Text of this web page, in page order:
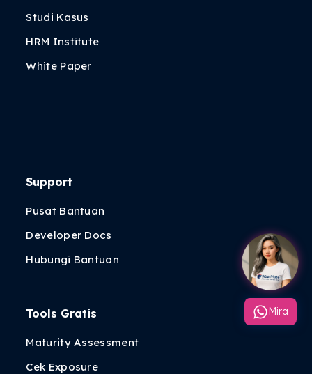
Studi Kasus
HRM Institute
White Paper
Support
Pusat Bantuan
Developer Docs
Hubungi Bantuan
Tools Gratis
Maturity Assessment
Cek Exposure
Mira